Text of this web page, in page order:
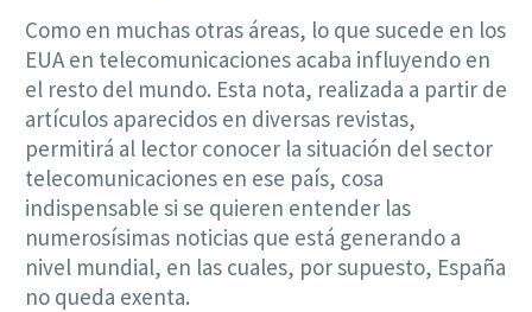
Como en muchas otras áreas, lo que sucede en los
EUA en telecomunicaciones acaba influyendo en
el resto del mundo. Esta nota, realizada a partir de
artículos aparecidos en diversas revistas,
permitirá al lector conocer la situación del sector
telecomunicaciones en ese país, cosa
indispensable si se quieren entender las
numerosísimas noticias que está generando a
nivel mundial, en las cuales, por supuesto, España
no queda exenta.